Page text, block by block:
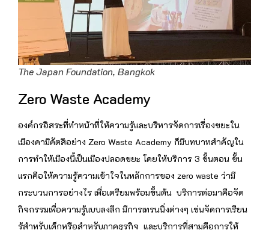
The Japan Foundation, Bangkok
Zero Waste Academy
องค์กรอิสระที่ทำหน้าที่ให้ความรู้และบริหารจัดการเรื่องขยะใน
เมืองคามิคัตสึอย่าง Zero Waste Academy ก็มีบทบาทสำคัญใน
การทำให้เมืองนี้เป็นเมืองปลอดขยะ โดยให้บริการ 3 ขั้นตอน ขั้น
แรกคือให้ความรู้ความเข้าใจในหลักการของ zero waste ว่ามี
กระบวนการอย่างไร เพื่อเตรียมพร้อมขั้นต้น บริการต่อมาคือจัด
กิจกรรมเพื่อความรู้แบบลงลึก มีการเทรนนิ่งต่างๆ เช่นจัดการเรียน
รู้สำหรับเด็กหรือสำหรับภาคธุรกิจ และบริการที่สามคือการให้